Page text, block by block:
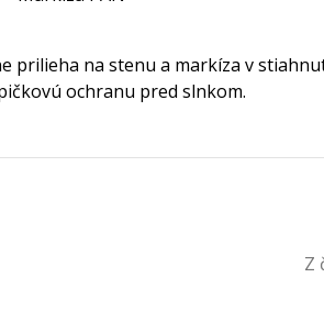
prilieha na stenu a markíza v
ochranu pred slnkom.
Z